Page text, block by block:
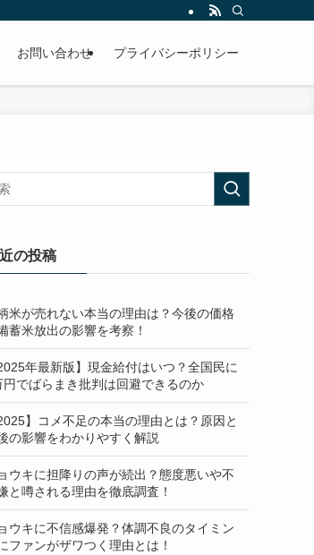
お問い合わせ プライバシーポリシー
の投稿
米が売れない本当の理由は？今後の価格
蓄米放出の影響を考察！
2025年最新版】現金給付はいつ？全国民に
円でばらまき批判は回避できるのか
2025】コメ不足の本当の理由とは？原因と
の影響をわかりやすく解説
ウキに担降りの声が続出？態度悪いや不
と噂される理由を徹底調査！
ウキに不信感爆発？体調不良のタイミン
ファンがザワつく理由とは！